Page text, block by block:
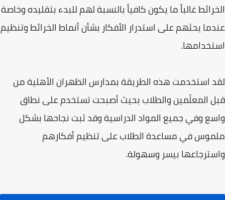
الخرائط غالباً ما يكون كافياً بالنسبة لهم للبدء بتقليده وخاصة
عندما يحثهم على استدرار الأفكار بشأن أنماط الخرائط وتنظيم
استخدامها.
لقد استخدمت هذه الطريقة بمدارس الظهران الأهلية من
قبل المعلّمين والطلاب بحيث أصبحت تستخدم على نطاق
واسع وفي جميع المواد الدراسية وقد ثبت نجاحها بشكل
ملموس في مساعدة الطلاب على تنظيم أفكارهم
واسترجاعها بيسر وسهولة.